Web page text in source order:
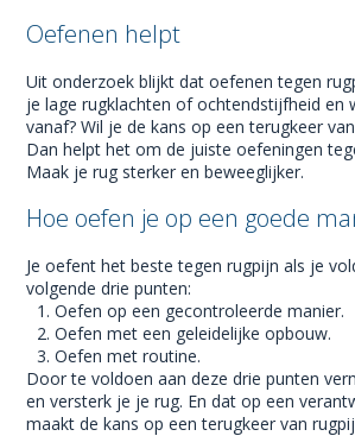
Oefenen helpt
Uit onderzoek blijkt dat oefenen tegen
je lage rugklachten of ochtendstijfheid en
vanaf? Wil je de kans op een terugkeer
Dan helpt het om de juiste oefeningen
Maak je rug sterker en beweeglijker.
Hoe oefen je op een goede
Je oefent het beste tegen rugpijn als je
volgende drie punten:
Oefen op een gecontroleerde manier.
Oefen met een geleidelijke opbouw.
Oefen met routine.
Door te voldoen aan deze drie punten
en versterk je je rug. En dat op een
maakt de kans op een terugkeer van